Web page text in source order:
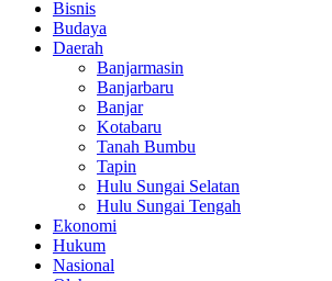
Bisnis
Budaya
Daerah
Banjarmasin
Banjarbaru
Banjar
Kotabaru
Tanah Bumbu
Tapin
Hulu Sungai Selatan
Hulu Sungai Tengah
Ekonomi
Hukum
Nasional